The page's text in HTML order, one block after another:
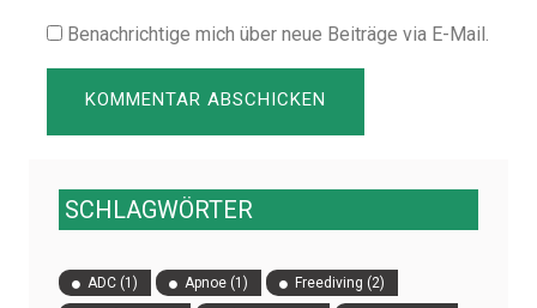
Benachrichtige mich über neue Beiträge via E-Mail.
SCHLAGWÖRTER
ADC (1) Apnoe (1) Freediving (2)